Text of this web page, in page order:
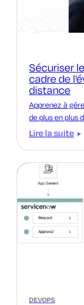
Sécuriser
cadre de
distance
Apprenez à
de plus en plus
Lire la suite
DEVOPS